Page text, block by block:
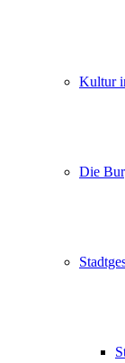
Kultur
Die